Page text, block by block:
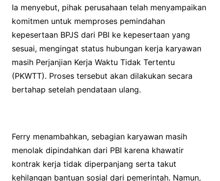
Ia menyebut, pihak perusahaan telah menyampaikan
komitmen untuk memproses pemindahan
kepesertaan BPJS dari PBI ke kepesertaan yang
sesuai, mengingat status hubungan kerja karyawan
masih Perjanjian Kerja Waktu Tidak Tertentu
(PKWTT). Proses tersebut akan dilakukan secara
bertahap setelah pendataan ulang.
Ferry menambahkan, sebagian karyawan masih
menolak dipindahkan dari PBI karena khawatir
kontrak kerja tidak diperpanjang serta takut
kehilangan bantuan sosial dari pemerintah. Namun,